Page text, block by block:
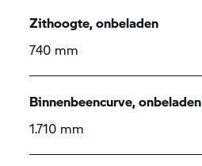
Zithoogte, onbeladen
740 mm
Binnenbeencurve, onbeladen
1.710 mm